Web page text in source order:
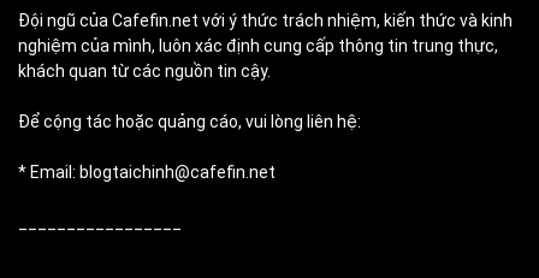
Đội ngũ của Cafefin.net với ý thức trách nhiệm, kiến thức và kinh
nghiệm của mình, luôn xác định cung cấp thông tin trung thực,
khách quan từ các nguồn tin cậy.
Để cộng tác hoặc quảng cáo, vui lòng liên hệ:
* Email: blogtaichinh@cafefin.net